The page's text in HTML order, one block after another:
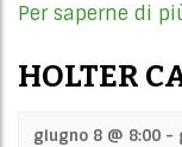
Per saperne di
HOLTER
giugno 8 @ 8:00 -